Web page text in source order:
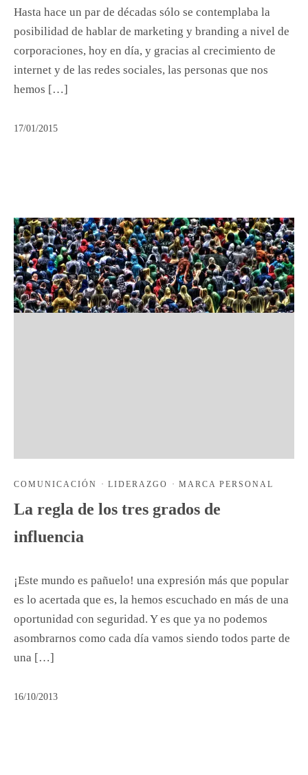
Hasta hace un par de décadas sólo se contemplaba la
posibilidad de hablar de marketing y branding a nivel de
corporaciones, hoy en día, y gracias al crecimiento de
internet y de las redes sociales, las personas que nos
hemos […]
17/01/2015
COMUNICACIÓN · LIDERAZGO · MARCA PERSONAL
La regla de los tres grados de
influencia
¡Este mundo es pañuelo! una expresión más que popular
es lo acertada que es, la hemos escuchado en más de una
oportunidad con seguridad. Y es que ya no podemos
asombrarnos como cada día vamos siendo todos parte de
una […]
16/10/2013